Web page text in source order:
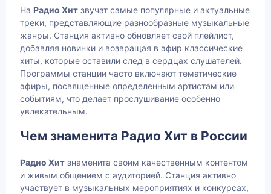
На Радио Хит звучат самые популярные и актуальные
треки, представляющие разнообразные музыкальные
жанры. Станция активно обновляет свой плейлист,
добавляя новинки и возвращая в эфир классические
хиты, которые оставили след в сердцах слушателей.
Программы станции часто включают тематические
эфиры, посвященные определенным артистам или
событиям, что делает прослушивание особенно
увлекательным.
Чем знаменита Радио Хит в России
Радио Хит знаменита своим качественным контентом
и живым общением с аудиторией. Станция активно
участвует в музыкальных мероприятиях и конкурсах,